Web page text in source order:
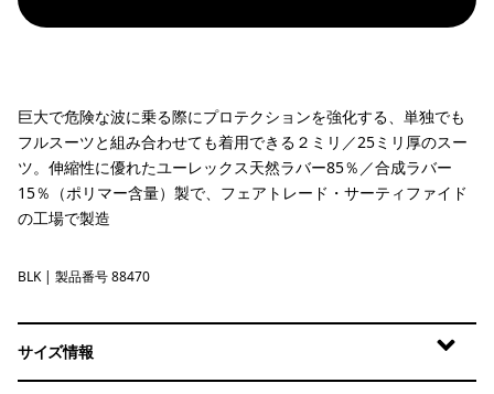
巨大で危険な波に乗る際にプロテクションを強化する、単独でも
フルスーツと組み合わせても着用できる２ミリ／25ミリ厚のスー
ツ。伸縮性に優れたユーレックス天然ラバー85％／合成ラバー
15％（ポリマー含量）製で、フェアトレード・サーティファイド
の工場で製造
Black
BLK | 製品番号 88470
サイズ情報